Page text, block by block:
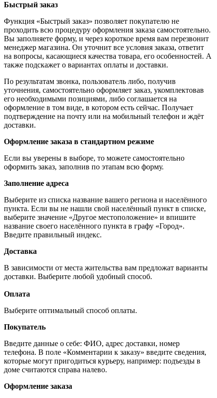
Быстрый заказ
Функция «Быстрый заказ» позволяет покупателю не
проходить всю процедуру оформления заказа самостоятельно.
Вы заполняете форму, и через короткое время вам перезвонит
менеджер магазина. Он уточнит все условия заказа, ответит
на вопросы, касающиеся качества товара, его особенностей. А
также подскажет о вариантах оплаты и доставки.
По результатам звонка, пользователь либо, получив
уточнения, самостоятельно оформляет заказ, укомплектовав
его необходимыми позициями, либо соглашается на
оформление в том виде, в котором есть сейчас. Получает
подтверждение на почту или на мобильный телефон и ждёт
доставки.
Оформление заказа в стандартном режиме
Если вы уверены в выборе, то можете самостоятельно
оформить заказ, заполнив по этапам всю форму.
Заполнение адреса
Выберите из списка название вашего региона и населённого
пункта. Если вы не нашли свой населённый пункт в списке,
выберите значение «Другое местоположение» и впишите
название своего населённого пункта в графу «Город».
Введите правильный индекс.
Доставка
В зависимости от места жительства вам предложат варианты
доставки. Выберите любой удобный способ.
Оплата
Выберите оптимальный способ оплаты.
Покупатель
Введите данные о себе: ФИО, адрес доставки, номер
телефона. В поле «Комментарии к заказу» введите сведения,
которые могут пригодиться курьеру, например: подъезды в
доме считаются справа налево.
Оформление заказа